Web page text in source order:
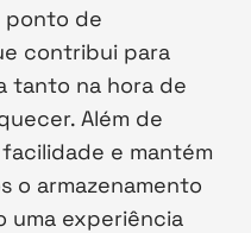
ponto de
contribui para
tanto na hora de
Além de
e mantém
o armazenamento
uma experiência